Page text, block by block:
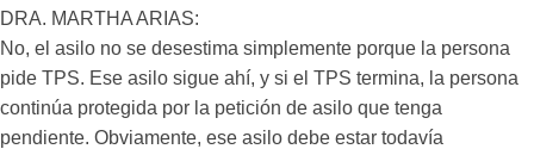
DRA. MARTHA ARIAS:
No, el asilo no se desestima simplemente porque la persona
pide TPS. Ese asilo sigue ahí, y si el TPS termina, la persona
continúa protegida por la petición de asilo que tenga
pendiente. Obviamente, ese asilo debe estar todavía